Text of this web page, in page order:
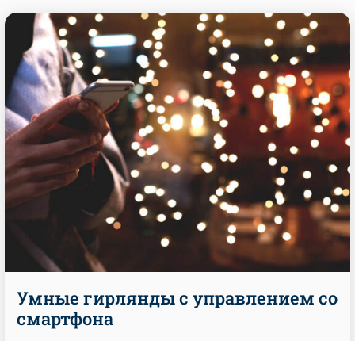
Умные гирлянды с управлением со
смартфона